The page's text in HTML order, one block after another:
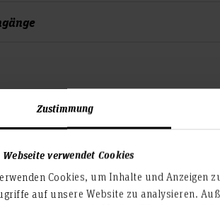
Zustimmung
Webseite verwendet Cookies
Cookies, um Inhalte und Anzeigen
auf unsere Website zu analysieren.